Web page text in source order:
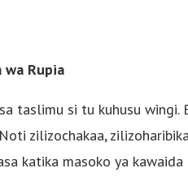
wa Rupia
taslimu si tu kuhusu
zilizochakaa,
katika masoko ya